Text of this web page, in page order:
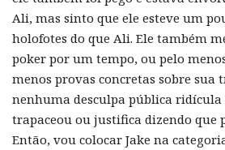
Ali, mas sinto que ele esteve um
holofotes do que Ali. Ele também
poker por um tempo, ou pelo
menos provas concretas sobre sua
nenhuma desculpa pública ridícula
trapaceou ou justifica dizendo que
Então, vou colocar Jake na